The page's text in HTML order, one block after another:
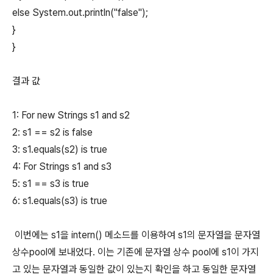
else System.out.println("false");
}
}
결과 값
1: For new Strings s1 and s2
2: s1 == s2 is false
3: s1.equals(s2) is true
4: For Strings s1 and s3
5: s1 == s3 is true
6: s1.equals(s3) is true
이번에는 s1을 intern() 메소드를 이용하여 s1의 문자열을 문자열
상수pool에 보내었다. 이는 기존에 문자열 상수 pool에 s1이 가지
고 있는 문자열과 동일한 값이 있는지 확인을 하고 동일한 문자열